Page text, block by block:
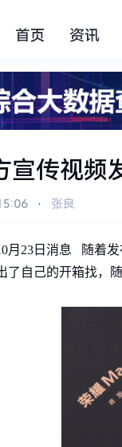
首页 资讯
宣传视频
⋅ 张良
月23日消息 随着
了自己的开箱找，